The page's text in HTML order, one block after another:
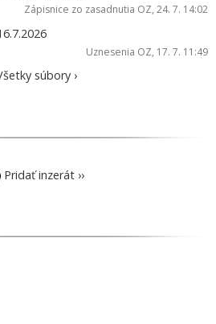
Zápisnice zo zasadnutia OZ, 24. 7. 14:02
Uznesenia OZ, 17. 7. 11:49
súbory ›
Pridať inzerát ››